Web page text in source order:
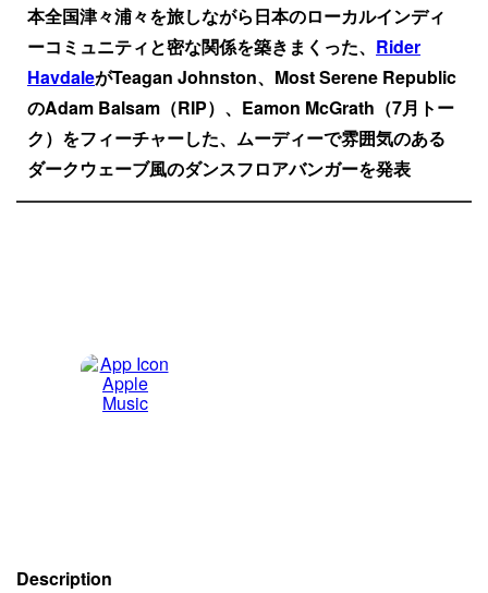
本全国津々浦々を旅しながら日本のローカルインディ
ーコミュニティと密な関係を築きまくった、 Rider
HavdaleがTeagan Johnston、Most Serene Republic
のAdam Balsam（RIP）、Eamon McGrath（7月トー
ク）をフィーチャーした、ムーディーで雰囲気のある
ダークウェーブ風のダンスフロアバンガーを発表
Description